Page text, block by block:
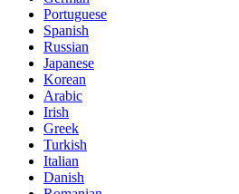
Portuguese
Spanish
Russian
Japanese
Korean
Arabic
Irish
Greek
Turkish
Italian
Danish